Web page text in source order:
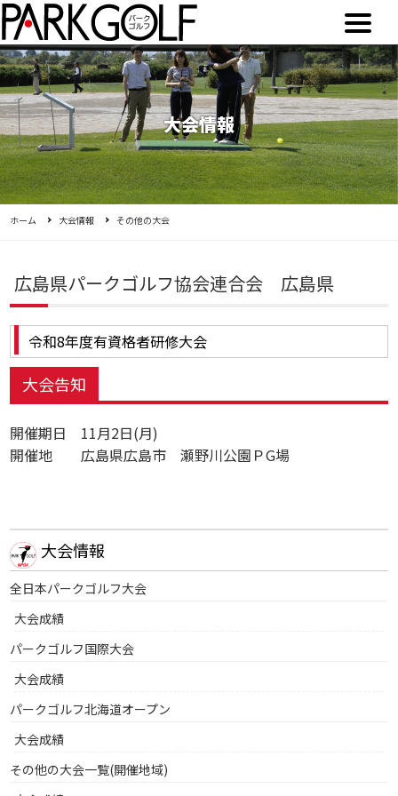
大会情報
ホーム 大会情報 その他の大会
大会情報
全日本パークゴルフ大会
大会成績
パークゴルフ国際大会
大会成績
パークゴルフ北海道オープン
大会成績
その他の大会一覧(開催地域)
広島県パークゴルフ協会連合会 広島県
令和8年度有資格者研修大会
大会告知
開催期日 11月2日(月)
開催地 広島県広島市 瀬野川公園ＰG場